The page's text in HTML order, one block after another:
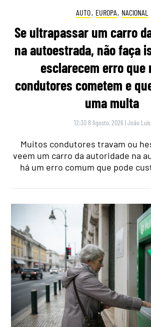
AUTO, EUROPA, NACIONAL
Se ultrapassar um carro
na autoestrada, não faça
esclarecem erro que
condutores cometem e
uma multa
12:30 8 Agosto, 2026 |João Luís
Muitos condutores travam ou
veem um carro da autoridade na
há um erro comum que pode